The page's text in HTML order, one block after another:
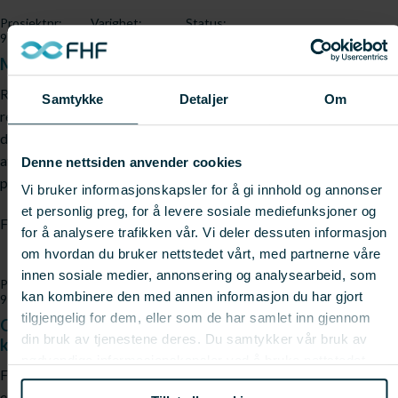
Samtykke Detaljer Om
Denne nettsiden anvender cookies
Vi bruker informasjonskapsler for å gi innhold og annonser
et personlig preg, for å levere sosiale mediefunksjoner og
for å analysere trafikken vår. Vi deler dessuten informasjon
om hvordan du bruker nettstedet vårt, med partnerne våre
innen sosiale medier, annonsering og analysearbeid, som
kan kombinere den med annen informasjon du har gjort
tilgjengelig for dem, eller som de har samlet inn gjennom
din bruk av tjenestene deres. Du samtykker vår bruk av
vårt.
Prosjektnr:
910934
Varighet:
Status:
Mekanisk separasjon av torskehoder (Skallebank)
Reduserte torskekvoter øker behovet for bedre
ressursutnyttelse. Prosjektet skal dokumentere kapasitet,
driftsstabilitet, kvalitet og holdbarhet for mekanisk separasjon
av torskehoder til to produkter: en proteinrik farse for fôr-,
petfood- og ernæringsmarkedene, og en minera ...
Fagfelt: Villfisk; Industri, konvensjonell
Prosjektnr:
910679
Varighet:
2026 - 2027
Status:
Pågår
Optimalisert H/G-blokk for enklere tining og høyere
kvalitet (O-blokk)
Fiskerinæringen står foran store utfordringer. Torskebestanden